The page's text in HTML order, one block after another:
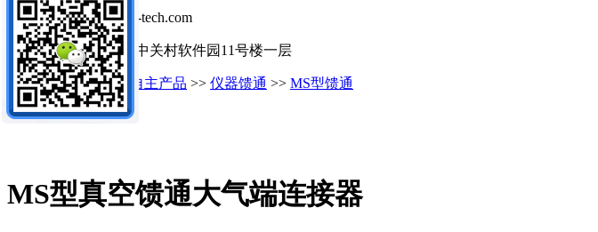
邮箱：sales@madison-tech.com
地址：北京市海淀区中关村软件园11号楼一层
您的位置：首页>> 自主产品 >> 仪器馈通 >> MS型馈通
MS型馈通
MS型真空馈通大气端连接器